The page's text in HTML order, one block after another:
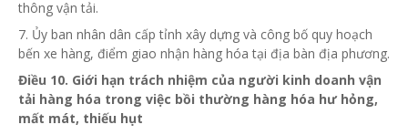
thông vận tải.
7. Ủy ban nhân dân cấp tỉnh xây dựng và công bố quy hoạch
bến xe hàng, điểm giao nhận hàng hóa tại địa bàn địa phương.
Điều 10. Giới hạn trách nhiệm của người kinh doanh vận
tải hàng hóa trong việc bồi thường hàng hóa hư hỏng,
mất mát, thiếu hụt